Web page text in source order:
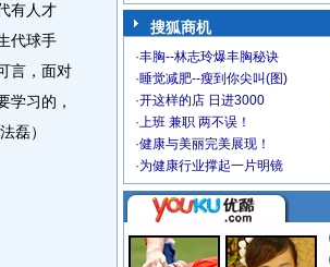
有人才
代球手
言，面对
学习的，
磊）
搜狐商机
·丰胸--林志玲爆丰胸秘诀
·睡觉减肥--瘦到你尖叫(图)
·开这样的店 日进3000
·上班 兼职 两不误！
·健康与美丽完美展现！
·为健康行业撑起一片明镜